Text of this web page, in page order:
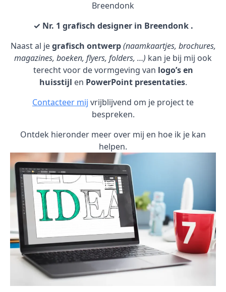
Breendonk
✓ Nr. 1 grafisch designer in Breendonk .
Naast al jegrafisch ontwerp (naamkaartjes, brochures,
magazines, boeken, flyers, folders, …) kan je bij mij ook
terecht voor de vormgeving van logo’s en
huisstijl en PowerPoint presentaties.
Contacteer mij vrijblijvend om je project te
bespreken.
Ontdek hieronder meer over mij en hoe ik je kan
helpen.